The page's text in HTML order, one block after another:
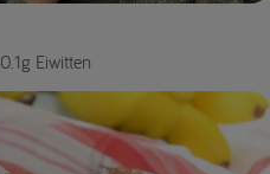
0.1g Eiwitten